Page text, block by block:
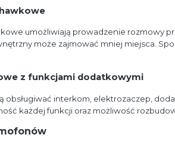
umożliwiają prowadzenie rozmowy
może zajmować mniej miejsca.
z funkcjami dodatkowymi
obsługiwać interkom, elektrozaczep,
każdej funkcji oraz możliwość